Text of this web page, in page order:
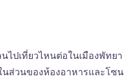
ปเที่ยวไหนต่อในเมืองพัทยา
นส่วนของห้องอาหารและโซน